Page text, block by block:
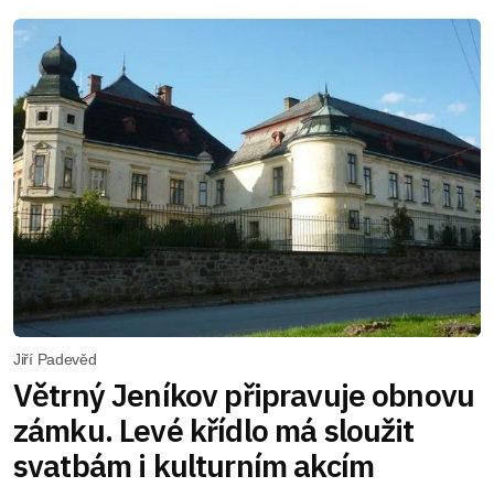
Jiří Padevěd
Větrný Jeníkov připravuje obnovu
zámku. Levé křídlo má sloužit
svatbám i kulturním akcím